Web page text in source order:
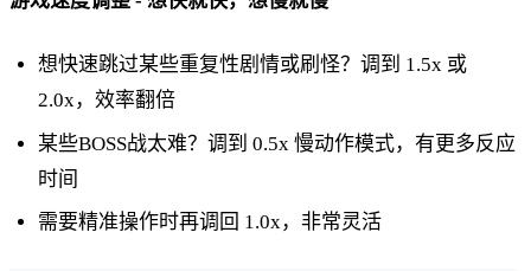
想快速跳过某些重复性剧情或刷怪？调到 1.5x 或
2.0x，效率翻倍
某些BOSS战太难？调到 0.5x 慢动作模式，有更多反应
时间
需要精准操作时再调回 1.0x，非常灵活